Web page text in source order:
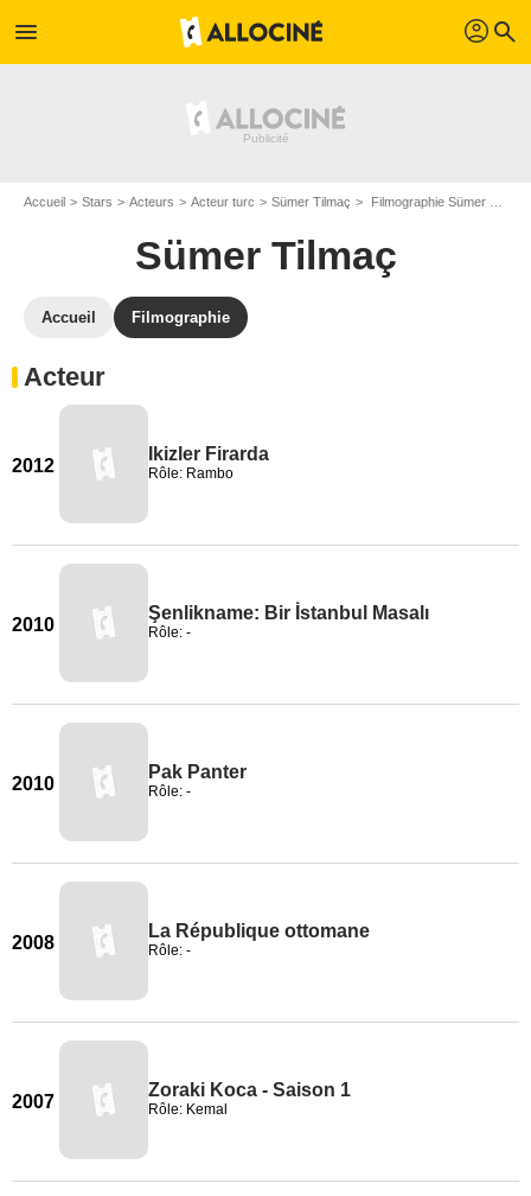
menu profil search
Accueil Stars Acteurs Acteur turc Sümer Tilmaç Filmographie Sümer Tilmaç
Sümer Tilmaç
Accueil Filmographie
Acteur
2012
Ikizler Firarda
Rôle: Rambo
2010
Şenlikname: Bir İstanbul Masalı
Rôle: -
2010
Pak Panter
Rôle: -
2008
La République ottomane
Rôle: -
2007
Zoraki Koca - Saison 1
Rôle: Kemal